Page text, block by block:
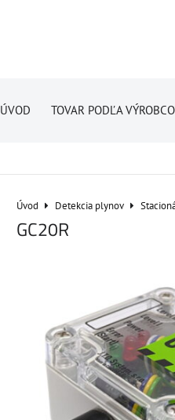
ÚVOD TOVAR PODĽA
Úvod Detekcia plynov
GC20R